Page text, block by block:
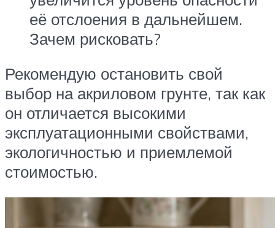
её отслоения в дальнейшем.
Зачем рисковать?
Рекомендую остановить свой
выбор на акриловом грунте, так как
он отличается высокими
эксплуатационными свойствами,
экологичностью и приемлемой
стоимостью.